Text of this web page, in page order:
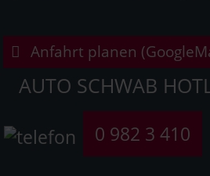
Anfahrt planen
AUTO SCHWAB
0 982 3 410